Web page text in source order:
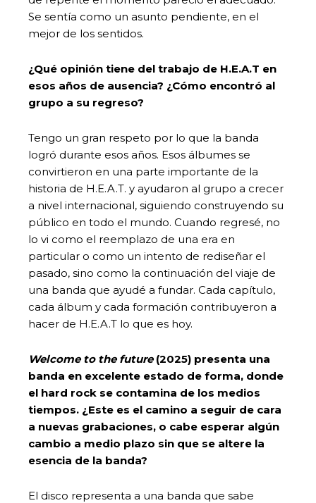
Se sentía como un asunto pendiente, en el
mejor de los sentidos.
¿Qué opinión tiene del trabajo de H.E.A.T en
esos años de ausencia? ¿Cómo encontró al
grupo a su regreso?
Tengo un gran respeto por lo que la banda
logró durante esos años. Esos álbumes se
convirtieron en una parte importante de la
historia de H.E.A.T. y ayudaron al grupo a crecer
a nivel internacional, siguiendo construyendo su
público en todo el mundo. Cuando regresé, no
lo vi como el reemplazo de una era en
particular o como un intento de rediseñar el
pasado, sino como la continuación del viaje de
una banda que ayudé a fundar. Cada capítulo,
cada álbum y cada formación contribuyeron a
hacer de H.E.A.T lo que es hoy.
Welcome to the future(2025) presenta una
banda en excelente estado de forma, donde
el hard rock se contamina de los medios
tiempos. ¿Este es el camino a seguir de cara
a nuevas grabaciones, o cabe esperar algún
cambio a medio plazo sin que se altere la
esencia de la banda?
El disco representa a una banda que sabe